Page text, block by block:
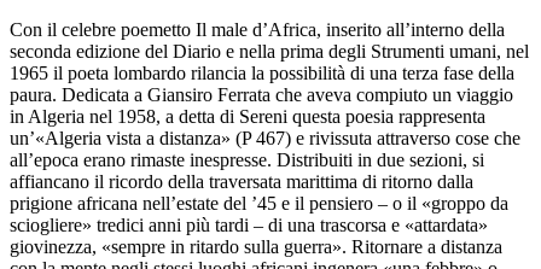
Con il celebre poemetto Il male d’Africa, inserito all’interno della
seconda edizione del Diario e nella prima degli Strumenti umani, nel
1965 il poeta lombardo rilancia la possibilità di una terza fase della
paura. Dedicata a Giansiro Ferrata che aveva compiuto un viaggio
in Algeria nel 1958, a detta di Sereni questa poesia rappresenta
un’«Algeria vista a distanza» (P 467) e rivissuta attraverso cose che
all’epoca erano rimaste inespresse. Distribuiti in due sezioni, si
affiancano il ricordo della traversata marittima di ritorno dalla
prigione africana nell’estate del ’45 e il pensiero – o il «groppo da
sciogliere» tredici anni più tardi – di una trascorsa e «attardata»
giovinezza, «sempre in ritardo sulla guerra». Ritornare a distanza